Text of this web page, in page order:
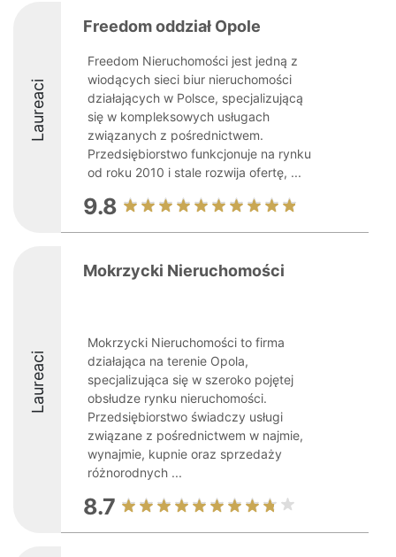
Laureaci
Freedom oddział Opole
Freedom Nieruchomości jest jedną z
wiodących sieci biur nieruchomości
działających w Polsce, specjalizującą
się w kompleksowych usługach
związanych z pośrednictwem.
Przedsiębiorstwo funkcjonuje na rynku
od roku 2010 i stale rozwija ofertę, ...
9.8
Laureaci
Mokrzycki Nieruchomości
Mokrzycki Nieruchomości to firma
działająca na terenie Opola,
specjalizująca się w szeroko pojętej
obsłudze rynku nieruchomości.
Przedsiębiorstwo świadczy usługi
związane z pośrednictwem w najmie,
wynajmie, kupnie oraz sprzedaży
różnorodnych ...
8.7